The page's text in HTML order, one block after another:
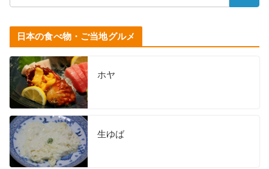
日本の食べ物・ご当地グルメ
ホヤ
生ゆば